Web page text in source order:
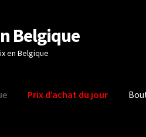
Belgique
en Belgique
Prix d’achat du jour